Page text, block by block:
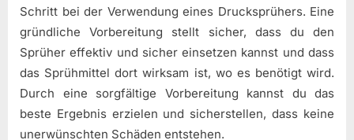
Schritt bei der Verwendung eines Drucksprühers. Eine
gründliche Vorbereitung stellt sicher, dass du den
Sprüher effektiv und sicher einsetzen kannst und dass
das Sprühmittel dort wirksam ist, wo es benötigt wird.
Durch eine sorgfältige Vorbereitung kannst du das
beste Ergebnis erzielen und sicherstellen, dass keine
unerwünschten Schäden entstehen.